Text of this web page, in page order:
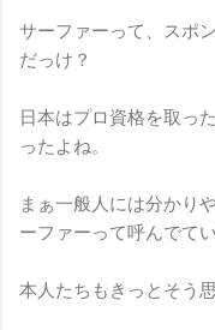
サーファーって、スポ
だっけ？
日本はプロ資格を取っ
ったよね。
まぁ一般人には分かり
ーファーって呼んでてい
本人たちもきっとそう